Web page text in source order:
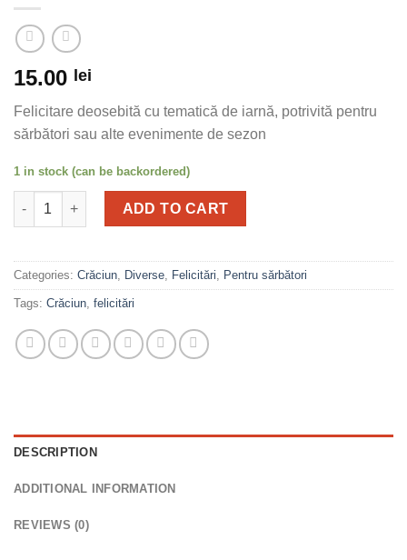
15.00 lei
Felicitare deosebită cu tematică de iarnă, potrivită pentru
sărbători sau alte evenimente de sezon
1 in stock (can be backordered)
Felicitare de iarnă quantity
ADD TO CART
Categories: Crăciun Diverse Felicitări Pentru sărbători
Tags: Crăciun felicitări
DESCRIPTION
ADDITIONAL INFORMATION
REVIEWS (0)